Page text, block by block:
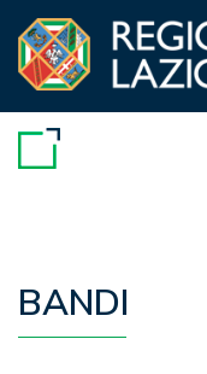
contenuto
BANDI